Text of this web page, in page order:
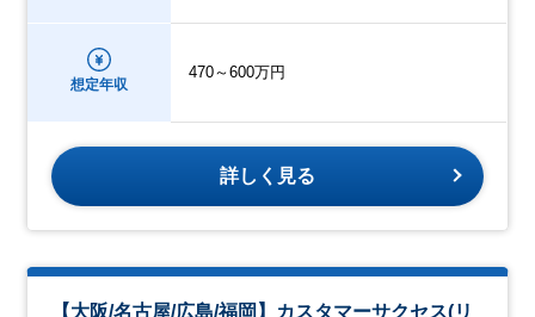
想定年収
470～600万円
詳しく見る
【大阪/名古屋/広島/福岡】カスタマーサクセス(リ